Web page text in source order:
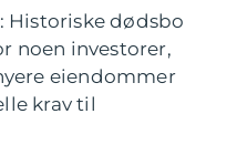
Historiske dødsbo
noen investorer,
eiendommer
krav til